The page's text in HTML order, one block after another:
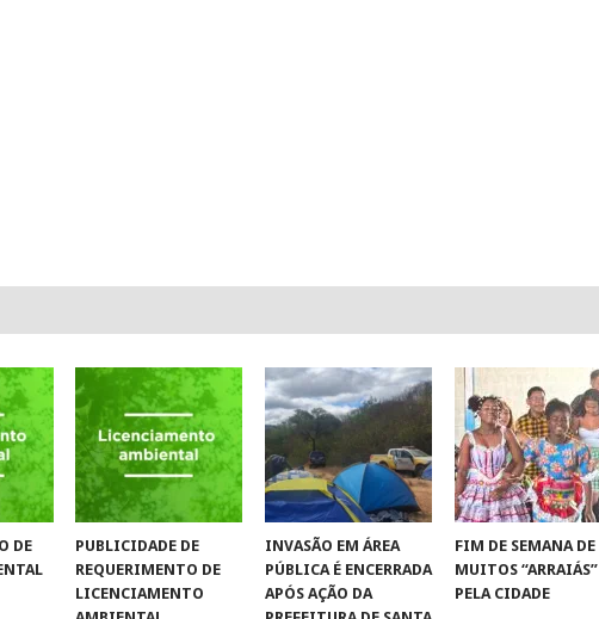
DE
PUBLICIDADE DE
REQUERIMENTO DE
LICENCIAMENTO
INVASÃO EM ÁREA
PÚBLICA É ENCERRADA
APÓS AÇÃO DA
FIM DE SEMANA DE
MUITOS “ARRAIÁS”
PELA CIDADE